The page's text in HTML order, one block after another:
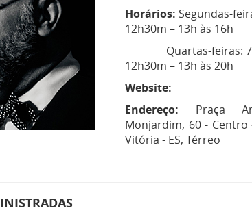
Horários: Segundas-
12h30m – 13h às 16h
Quartas-feiras:
12h30m – 13h às 20h
Website:
Endereço: Praça
Monjardim, 60 - Centro
Vitória - ES, Térreo